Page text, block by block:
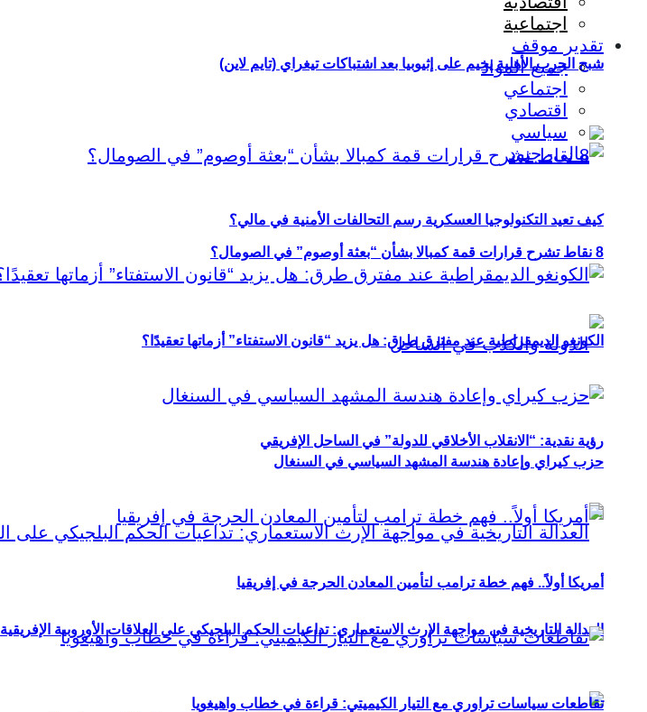
شبح الحرب الأهلية يخيم على إثيوبيا بعد اشتباكات تيغراي (تايم لاين)
8 نقاط تشرح قرارات قمة كمبالا بشأن “بعثة أوصوم” في الصومال؟
رؤية نقدية: “الانقلاب الأخلاقي للدولة” في الساحل الإفريقي
العدالة التاريخية في مواجهة الإرث الاستعماري: تداعيات الحكم البلجيكي على العلاقات الأوروبية الإفريقية
اجتماعية
تقدير موقف
جميع المواد
اجتماعي
اقتصادي
سياسي
كيف تعيد التكنولوجيا العسكرية رسم التحالفات الأمنية في مالي؟
الكونغو الديمقراطية عند مفترق طرق: هل يزيد “قانون الاستفتاء” أزماتها تعقيدًا؟
حزب كيراي وإعادة هندسة المشهد السياسي في السنغال
أمريكا أولاً.. فهم خطة ترامب لتأمين المعادن الحرجة في إفريقيا
تقاطعات سياسات تراوري مع التيار الكيميتي: قراءة في خطاب واهيغويا